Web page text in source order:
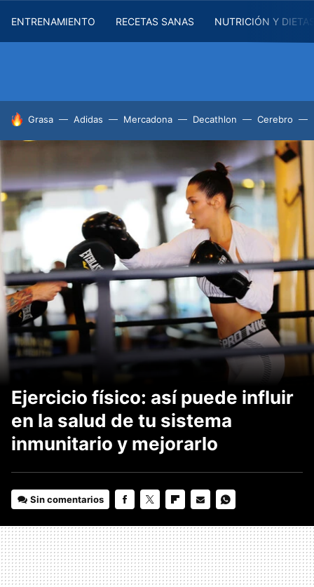
ENTRENAMIENTO RECETAS SANAS NUTRICIÓN Y
HOY SE HABLA DE
Grasa Adidas Mercadona Decathlon Cerebro
Ejercicio físico: así puede influir
en la salud de tu sistema
inmunitario y mejorarlo
Sin comentarios
MAIL